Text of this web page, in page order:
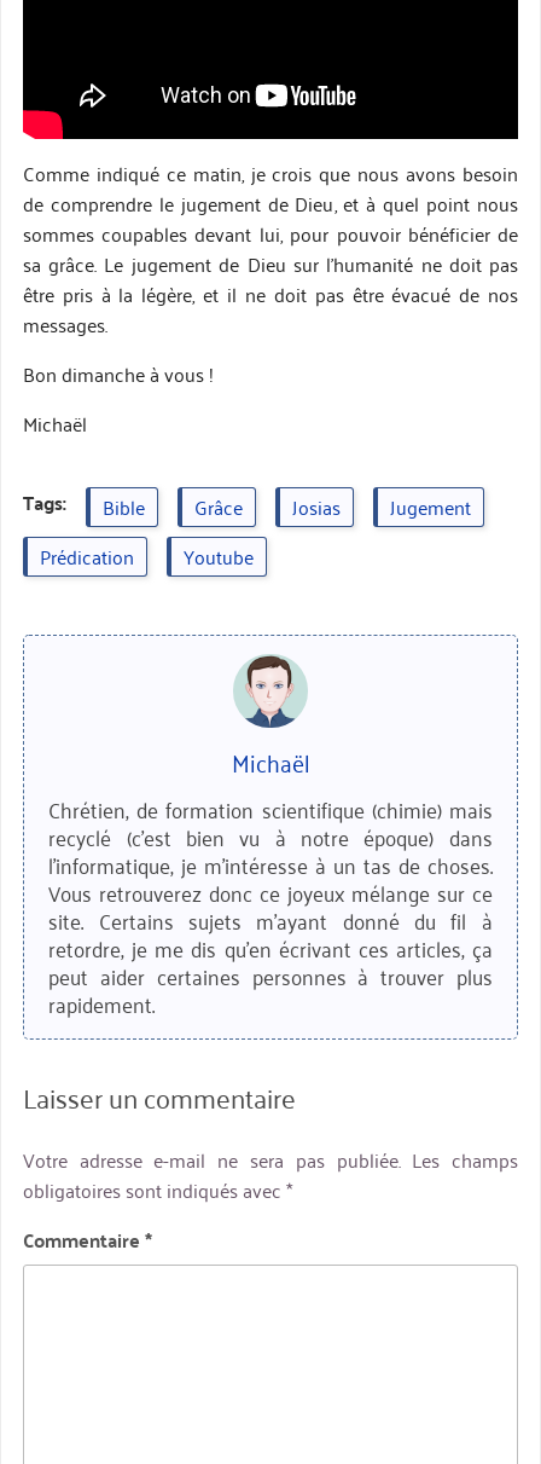
Comme indiqué ce matin, je crois que nous avons besoin
de comprendre le jugement de Dieu, et à quel point nous
sommes coupables devant lui, pour pouvoir bénéficier de
sa grâce. Le jugement de Dieu sur l’humanité ne doit pas
être pris à la légère, et il ne doit pas être évacué de nos
messages.
Bon dimanche à vous !
Michaël
Tags: Bible Grâce Josias
Jugement
Prédication
Youtube
Michaël
Chrétien, de formation scientifique (chimie) mais
recyclé (c'est bien vu à notre époque) dans
l'informatique, je m'intéresse à un tas de choses.
Vous retrouverez donc ce joyeux mélange sur ce
site. Certains sujets m'ayant donné du fil à
retordre, je me dis qu'en écrivant ces articles, ça
peut aider certaines personnes à trouver plus
rapidement.
Laisser un commentaire
Votre adresse e-mail ne sera pas publiée. Les champs
obligatoires sont indiqués avec*
Commentaire*